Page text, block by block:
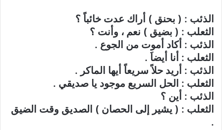
الذئب : ( بحنق ) أراك عدت خائباً ؟
الثعلب : ( بضيق ) نعم ، وأنت ؟
الذئب : أكاد أموت من الجوع .
الثعلب : أنا أيضاَ .
الذئب : أريد حلاً سريعاً أيها الماكر .
الثعلب : الحل السريع موجود يا صديقي .
الذئب : أين ؟
الثعلب : ( يشير إلى الحصان ) الصديق وقت الضيق
.